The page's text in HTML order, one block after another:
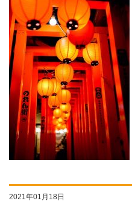
2021年01月18日